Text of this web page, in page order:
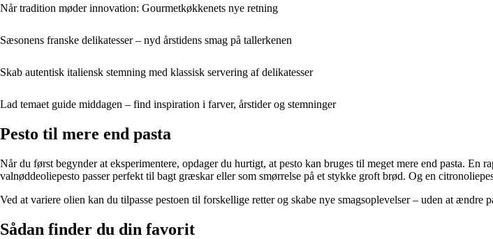
Når tradition møder innovation: Gourmetkøkkenets nye retning
Sæsonens franske delikatesser – nyd årstidens smag på tallerkenen
Skab autentisk italiensk stemning med klassisk servering af delikatesser
Lad temaet guide middagen – find inspiration i farver, årstider og stemninger
Pesto til mere end pasta
Når du først begynder at eksperimentere, opdager du hurtigt, at pesto kan bruges til meget mere end pasta. En
valnøddeoliepesto passer perfekt til bagt græskar eller som smørrelse på et stykke groft brød. Og en
Ved at variere olien kan du tilpasse pestoen til forskellige retter og skabe nye smagsoplevelser – uden at ændre
Sådan finder du din favorit